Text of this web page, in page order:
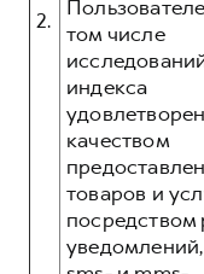
2. том числе
индекса
качеством
товаров и
посредством